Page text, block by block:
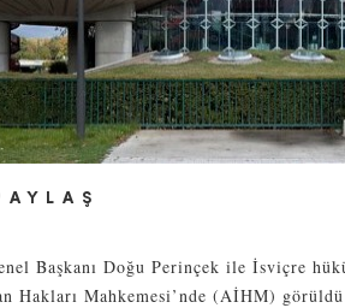
Başkanı Doğu Perinçek ile İsviçre
Hakları Mahkemesi’nde (AİHM)